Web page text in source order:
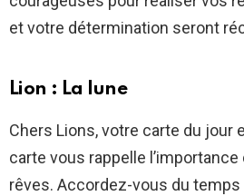
et votre détermination seront
Lion : La lune
Chers Lions, votre carte du jour
carte vous rappelle l’importance
rêves. Accordez-vous du temps